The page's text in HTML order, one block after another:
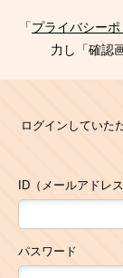
「プライバシーポ
力し「確認
ログインしていた
ID（メールアドレス
パスワード